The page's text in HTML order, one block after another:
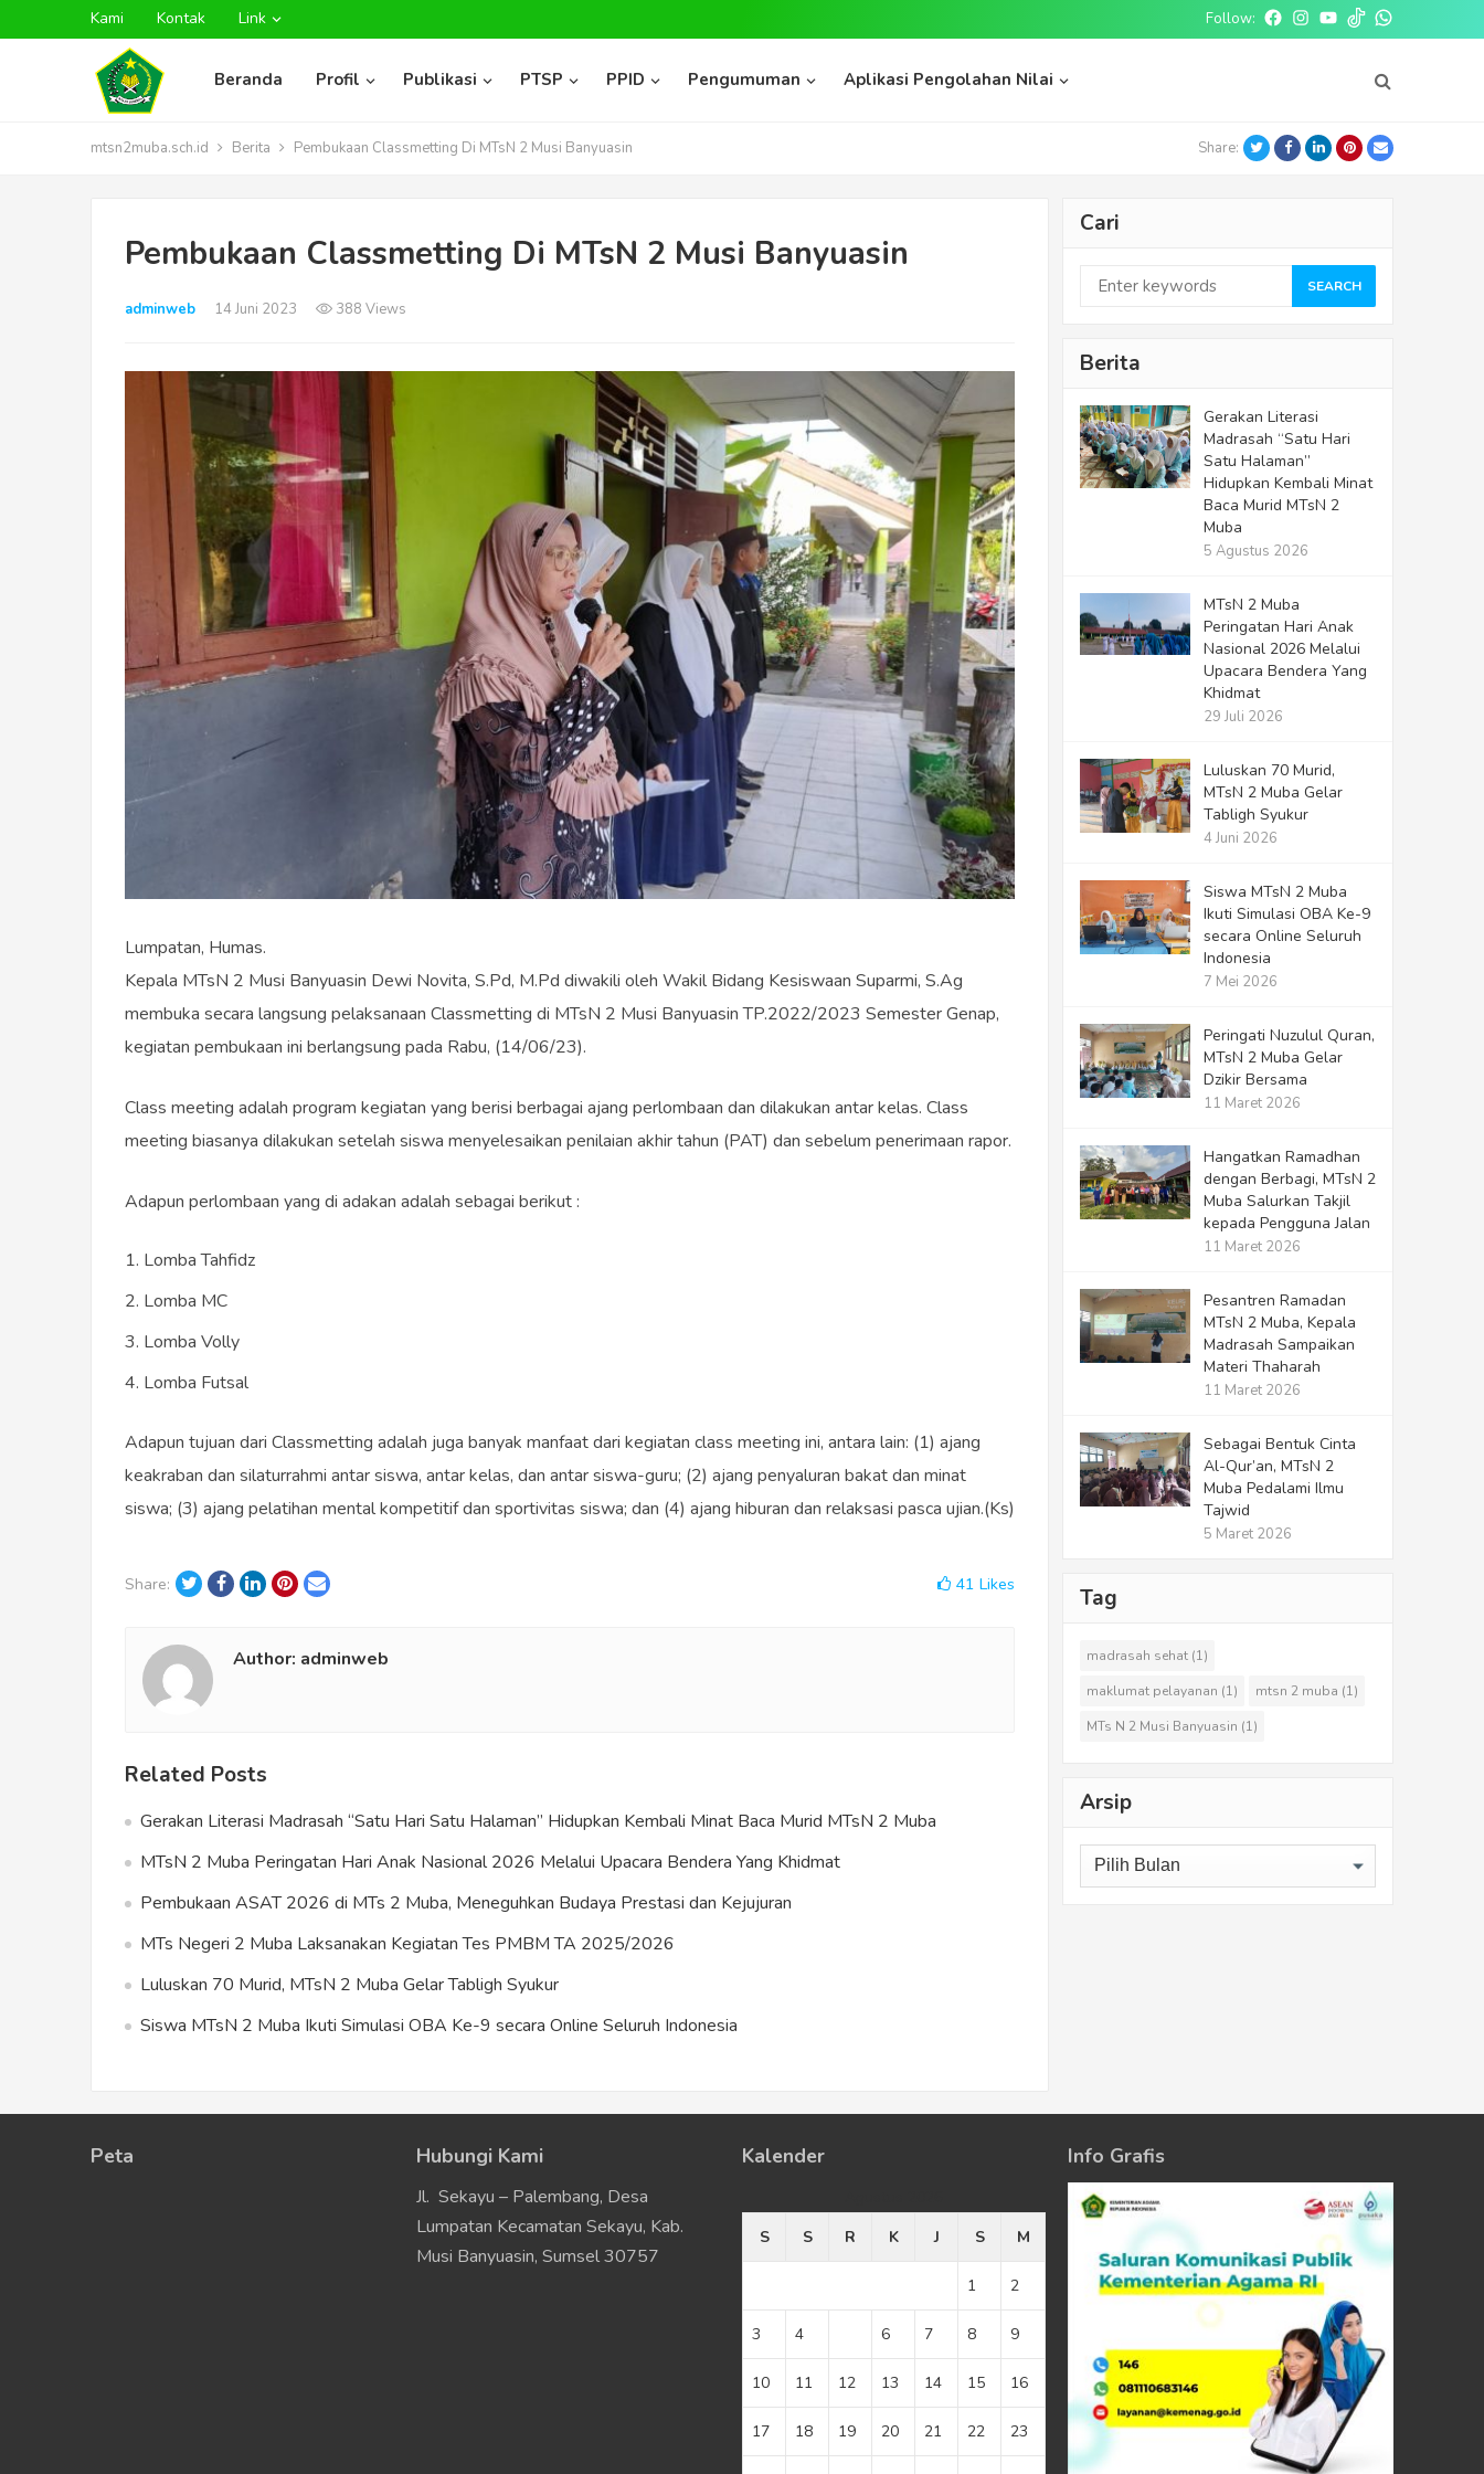
Kami Kontak Link Follow: FacebookInstagram
Youtube
tiktokwhatsapp
Beranda Profil Publikasi PTSP PPID Pengumuman Aplikasi Pengolahan Nilai
mtsn2muba.sch.id Berita Pembukaan Classmetting Di MTsN 2 Musi Banyuasin Share: TwitterFacebookLinkedInPinterest
Email
Pembukaan Classmetting Di MTsN 2 Musi Banyuasin
adminweb 14 Juni 2023 388 Views
Lumpatan, Humas.
Kepala MTsN 2 Musi Banyuasin Dewi Novita, S.Pd, M.Pd diwakili oleh Wakil Bidang Kesiswaan Suparmi, S.Ag
membuka secara langsung pelaksanaan Classmetting di MTsN 2 Musi Banyuasin TP.2022/2023 Semester Genap,
kegiatan pembukaan ini berlangsung pada Rabu, (14/06/23).
Class meeting adalah program kegiatan yang berisi berbagai ajang perlombaan dan dilakukan antar kelas. Class
meeting biasanya dilakukan setelah siswa menyelesaikan penilaian akhir tahun (PAT) dan sebelum penerimaan rapor.
Adapun perlombaan yang di adakan adalah sebagai berikut :
Lomba Tahfidz
Lomba MC
Lomba Volly
Lomba Futsal
Adapun tujuan dari Classmetting adalah juga banyak manfaat dari kegiatan class meeting ini, antara lain: (1) ajang
keakraban dan silaturrahmi antar siswa, antar kelas, dan antar siswa-guru; (2) ajang penyaluran bakat dan minat
siswa; (3) ajang pelatihan mental kompetitif dan sportivitas siswa; dan (4) ajang hiburan dan relaksasi pasca ujian.(Ks)
Share: TwitterFacebook
LinkedInPinterest
Email 41 Likes
Author: adminweb
Related Posts
Gerakan Literasi Madrasah “Satu Hari Satu Halaman” Hidupkan Kembali Minat Baca Murid MTsN 2 Muba
MTsN 2 Muba Peringatan Hari Anak Nasional 2026 Melalui Upacara Bendera Yang Khidmat
Pembukaan ASAT 2026 di MTs 2 Muba, Meneguhkan Budaya Prestasi dan Kejujuran
MTs Negeri 2 Muba Laksanakan Kegiatan Tes PMBM TA 2025/2026
Luluskan 70 Murid, MTsN 2 Muba Gelar Tabligh Syukur
Siswa MTsN 2 Muba Ikuti Simulasi OBA Ke-9 secara Online Seluruh Indonesia
Cari
SEARCH
Berita
Gerakan Literasi
Madrasah “Satu Hari
Satu Halaman”
Hidupkan Kembali Minat
Baca Murid MTsN 2
Muba
5 Agustus 2026
MTsN 2 Muba
Peringatan Hari Anak
Nasional 2026 Melalui
Upacara Bendera Yang
Khidmat
29 Juli 2026
Luluskan 70 Murid,
MTsN 2 Muba Gelar
Tabligh Syukur
4 Juni 2026
Siswa MTsN 2 Muba
Ikuti Simulasi OBA Ke-9
secara Online Seluruh
Indonesia
7 Mei 2026
Peringati Nuzulul Quran,
MTsN 2 Muba Gelar
Dzikir Bersama
11 Maret 2026
Hangatkan Ramadhan
dengan Berbagi, MTsN 2
Muba Salurkan Takjil
kepada Pengguna Jalan
11 Maret 2026
Pesantren Ramadan
MTsN 2 Muba, Kepala
Madrasah Sampaikan
Materi Thaharah
11 Maret 2026
Sebagai Bentuk Cinta
Al-Qur’an, MTsN 2
Muba Pedalami Ilmu
Tajwid
5 Maret 2026
Tag
madrasah sehat (1)
maklumat pelayanan (1) mtsn 2 muba (1)
MTs N 2 Musi Banyuasin (1)
Arsip
Arsip
Peta Hubungi Kami
Jl. Sekayu – Palembang, Desa
Lumpatan Kecamatan Sekayu, Kab.
Musi Banyuasin, Sumsel 30757
Kalender
S
S R K J S M
1 2
3 4 6 7 8 9
10 11 12 13 14 15 16
17 18 19 20 21 22 23
Info Grafis